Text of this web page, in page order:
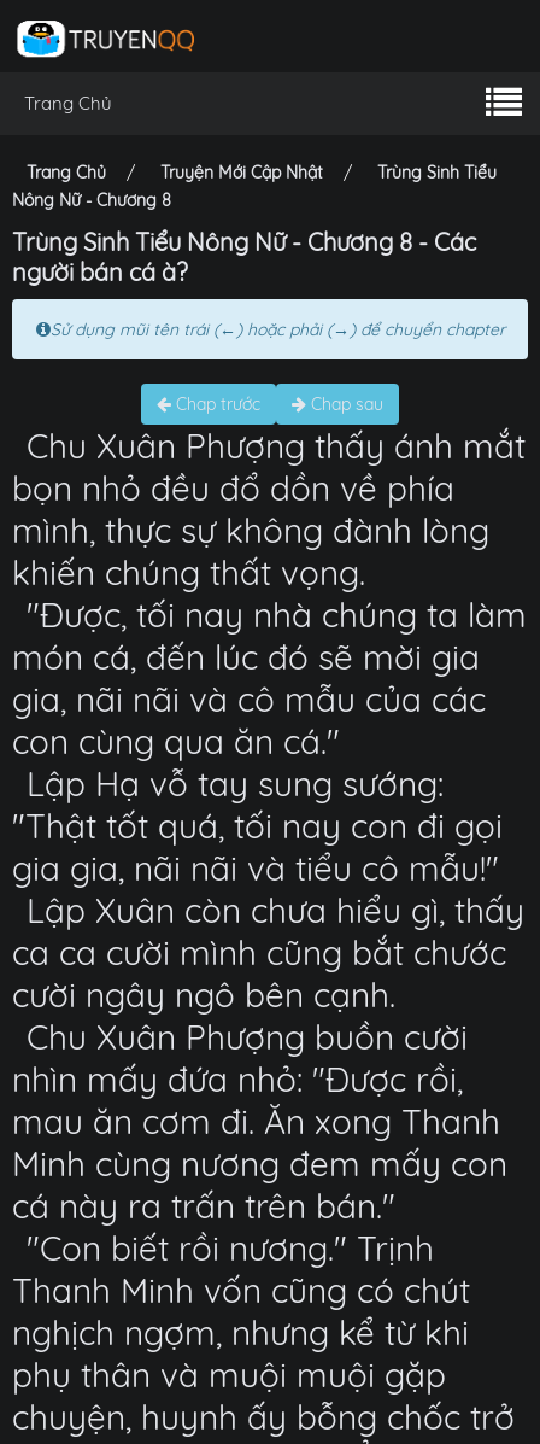
Trang Chủ
Trang Chủ Truyện Mới Cập Nhật
Trùng Sinh Tiểu
Nông Nữ - Chương 8
Trùng Sinh Tiểu Nông Nữ - Chương 8 - Các
người bán cá à?
Sử dụng mũi tên trái (←) hoặc phải (→) để chuyển chapter
Chap trước Chap sau
Chu Xuân Phượng thấy ánh mắt
bọn nhỏ đều đổ dồn về phía
mình, thực sự không đành lòng
khiến chúng thất vọng.
"Được, tối nay nhà chúng ta làm
món cá, đến lúc đó sẽ mời gia
gia, nãi nãi và cô mẫu của các
con cùng qua ăn cá."
Lập Hạ vỗ tay sung sướng:
"Thật tốt quá, tối nay con đi gọi
gia gia, nãi nãi và tiểu cô mẫu!"
Lập Xuân còn chưa hiểu gì, thấy
ca ca cười mình cũng bắt chước
cười ngây ngô bên cạnh.
Chu Xuân Phượng buồn cười
nhìn mấy đứa nhỏ: "Được rồi,
mau ăn cơm đi. Ăn xong Thanh
Minh cùng nương đem mấy con
cá này ra trấn trên bán."
"Con biết rồi nương." Trịnh
Thanh Minh vốn cũng có chút
nghịch ngợm, nhưng kể từ khi
phụ thân và muội muội gặp
chuyện, huynh ấy bỗng chốc trở